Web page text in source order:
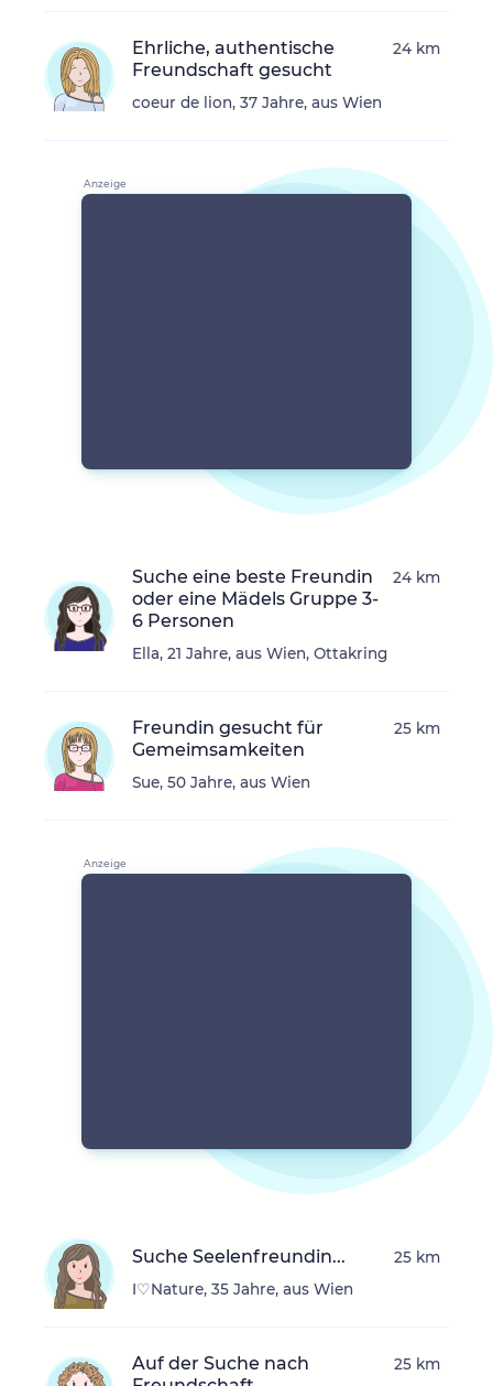
Ehrliche, authentische
Freundschaft gesucht
coeur de lion, 37 Jahre, aus Wien
24 km
Suche eine beste Freundin
oder eine Mädels Gruppe 3-
6 Personen
Ella, 21 Jahre, aus Wien, Ottakring
24 km
Freundin gesucht für
Gemeimsamkeiten
Sue, 50 Jahre, aus Wien
25 km
Suche Seelenfreundin...
I♡Nature, 35 Jahre, aus Wien
25 km
Auf der Suche nach
25 km